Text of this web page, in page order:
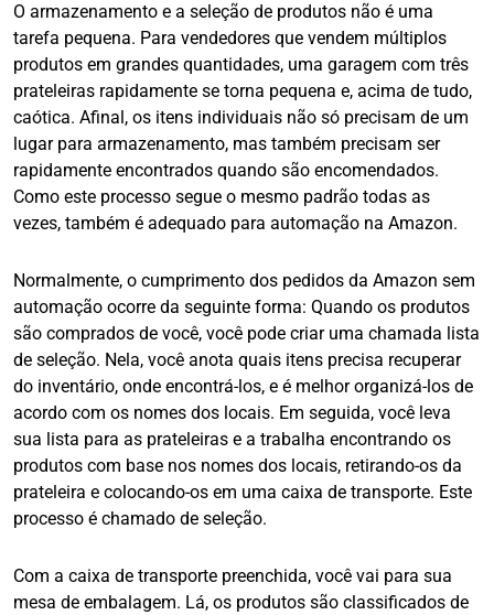
O armazenamento e a seleção de produtos não é uma
tarefa pequena. Para vendedores que vendem múltiplos
produtos em grandes quantidades, uma garagem com três
prateleiras rapidamente se torna pequena e, acima de tudo,
caótica. Afinal, os itens individuais não só precisam de um
lugar para armazenamento, mas também precisam ser
rapidamente encontrados quando são encomendados.
Como este processo segue o mesmo padrão todas as
vezes, também é adequado para automação na Amazon.
Normalmente, o cumprimento dos pedidos da Amazon sem
automação ocorre da seguinte forma: Quando os produtos
são comprados de você, você pode criar uma chamada lista
de seleção. Nela, você anota quais itens precisa recuperar
do inventário, onde encontrá-los, e é melhor organizá-los de
acordo com os nomes dos locais. Em seguida, você leva
sua lista para as prateleiras e a trabalha encontrando os
produtos com base nos nomes dos locais, retirando-os da
prateleira e colocando-os em uma caixa de transporte. Este
processo é chamado de seleção.
Com a caixa de transporte preenchida, você vai para sua
mesa de embalagem. Lá, os produtos são classificados de